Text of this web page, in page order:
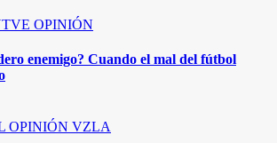
OPINIÓN
enemigo? Cuando el mal del fútbol
OPINIÓN VZLA